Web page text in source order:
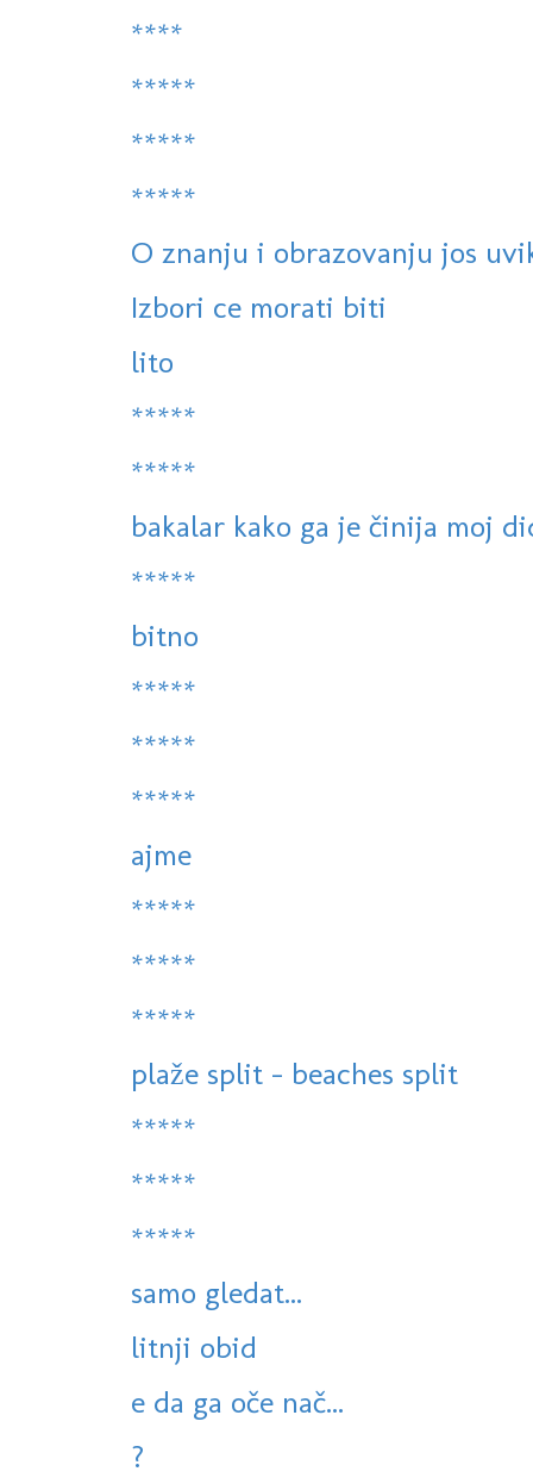
****
*****
*****
*****
O znanju i obrazovanju jos
Izbori ce morati biti
lito
*****
*****
bakalar kako ga je činija moj
*****
bitno
*****
*****
*****
ajme
*****
*****
*****
plaže split - beaches split
*****
*****
*****
samo gledat...
litnji obid
e da ga oče nač...
?